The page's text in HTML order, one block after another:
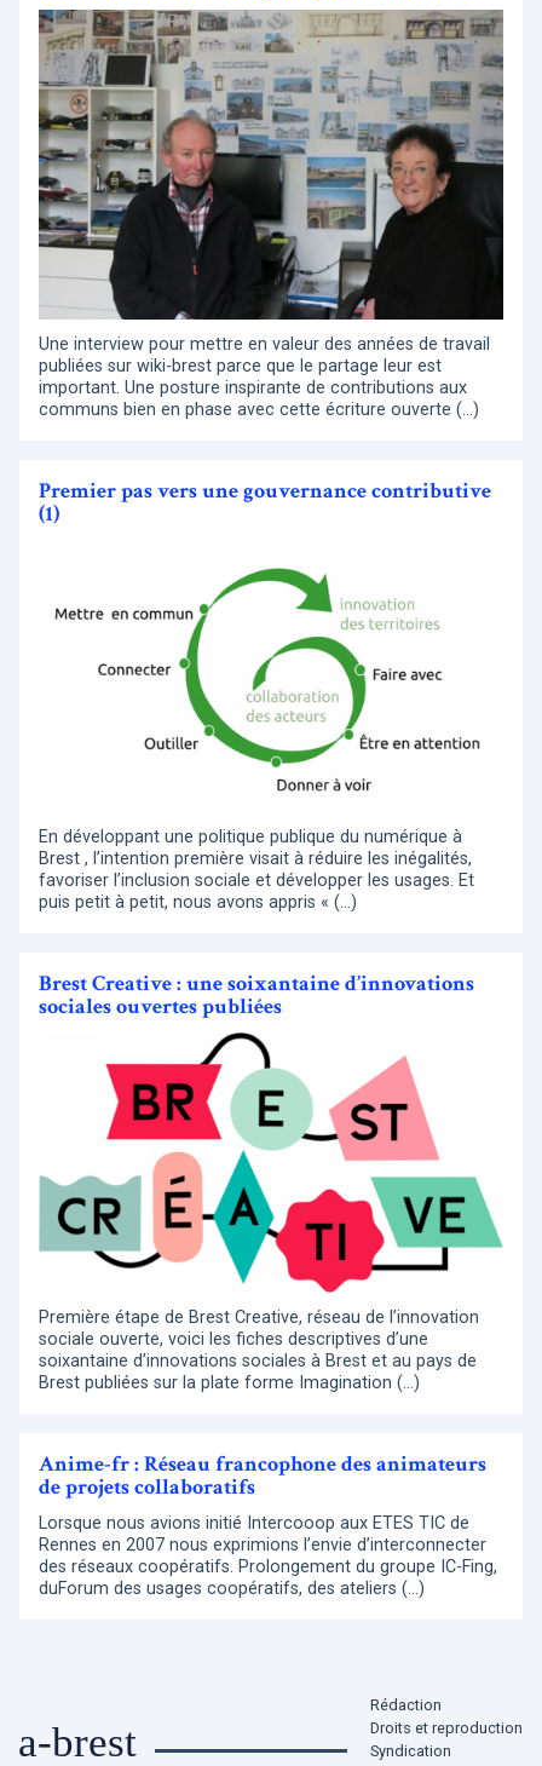
Une interview pour mettre en valeur des années de travail
publiées sur wiki-brest parce que le partage leur est
important. Une posture inspirante de contributions aux
communs bien en phase avec cette écriture ouverte (…)
Premier pas vers une gouvernance contributive
(1)
En développant une politique publique du numérique à
Brest , l’intention première visait à réduire les inégalités,
favoriser l’inclusion sociale et développer les usages. Et
puis petit à petit, nous avons appris « (…)
Brest Creative : une soixantaine d’innovations
sociales ouvertes publiées
Première étape de Brest Creative, réseau de l’innovation
sociale ouverte, voici les fiches descriptives d’une
soixantaine d’innovations sociales à Brest et au pays de
Brest publiées sur la plate forme Imagination (…)
Anime-fr : Réseau francophone des animateurs
de projets collaboratifs
Lorsque nous avions initié Intercooop aux ETES TIC de
Rennes en 2007 nous exprimions l’envie d’interconnecter
des réseaux coopératifs. Prolongement du groupe IC-Fing,
duForum des usages coopératifs, des ateliers (…)
a-brest
Rédaction
Droits et reproduction
Syndication